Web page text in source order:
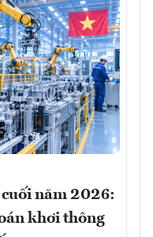
năm 2026:
khơi thông